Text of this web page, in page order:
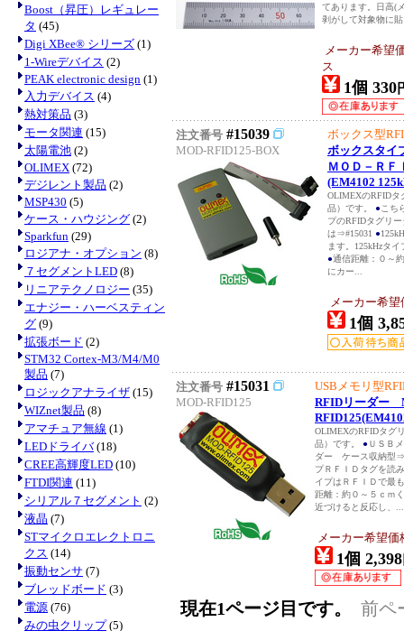
Boost（昇圧）レギュレー
タ (45)
Digi XBee® シリーズ (1)
1-Wireデバイス (2)
PEAK electronic design (1)
入力デバイス (4)
熱対策品 (3)
モータ関連 (15)
太陽電池 (2)
OLIMEX (72)
デジレント製品 (2)
MSP430 (5)
ケース・ハウジング (2)
Sparkfun (29)
ロジアナ・オプション (8)
７セグメントLED (8)
リニアテクノロジー (35)
エナジー・ハーベスティン
グ (9)
拡張ボード (2)
STM32 Cortex-M3/M4/M0
製品 (7)
ロジックアナライザ (15)
WIZnet製品 (8)
アマチュア無線 (1)
LEDドライバ(18)
CREE高輝度LED (10)
FTDI関連 (11)
シリアル７セグメント (2)
液晶 (7)
STマイクロエレクトロニ
クス (14)
振動センサ (7)
ブレッドボード (3)
電源 (76)
みの虫クリップ(5)
てあります。日高(
剥がして対象物に
メーカー希望
ス
1個 330
注文番号 #15039
MOD-RFID125-BOX
ボックス型
ボックスタ
ＭＯＤ－ＲＦ
(EM4102
OLIMEXのRFIDタ
品）です。 ● こち
プのRFIDタグリ
は⇒#15031 ●
ます。125kHzタ
●通信距離：０～
にカー...
メーカー希望
1個
注文番号 #15031
MOD-RFID125
USBメモリ型
RFIDリーダー
OLIMEXのRFIDタグ
品）です。 ● ＵＳＢ
ダー ケース収納型
プＲＦＩＤタグを読
イプはＲＦＩＤで最
距離：約０～５ｃｍ
近づけると反応し、...
メーカー希望価
1個 2,398
現在1ページ目です。 前ペ